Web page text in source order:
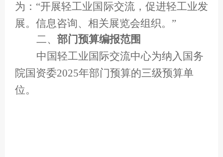
为：“开展轻工业国际交流，促进轻工业发
展。信息咨询、相关展览会组织。”
二、 部门预算编报范围
中国轻工业国际交流中心为纳入国务
院国资委2025年部门预算的三级预算单
位。